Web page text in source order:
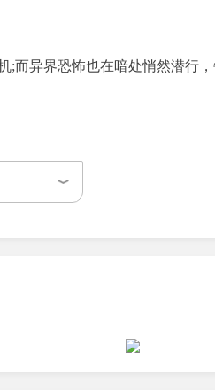
;而异界恐怖也在暗处悄然潜行
，与敌人展开近距离激烈交火，